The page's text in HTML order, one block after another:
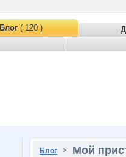
Блог( 120 )
Блог > Мой